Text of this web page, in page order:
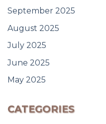
September 2025
August 2025
July 2025
June 2025
May 2025
CATEGORIES